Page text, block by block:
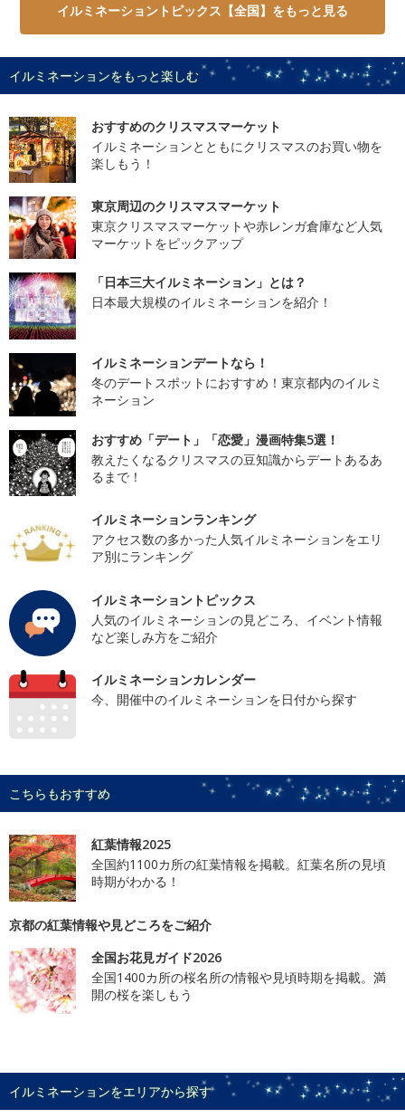
イルミネーショントピックス【全国】をもっと見る
イルミネーションをもっと楽しむ
おすすめのクリスマスマーケット
イルミネーションとともにクリスマスのお買い物を
楽しもう！
東京周辺のクリスマスマーケット
東京クリスマスマーケットや赤レンガ倉庫など人気
マーケットをピックアップ
「日本三大イルミネーション」とは？
日本最大規模のイルミネーションを紹介！
イルミネーションデートなら！
冬のデートスポットにおすすめ！東京都内のイルミ
ネーション
おすすめ「デート」「恋愛」漫画特集5選！
教えたくなるクリスマスの豆知識からデートあるあ
るまで！
イルミネーションランキング
アクセス数の多かった人気イルミネーションをエリ
ア別にランキング
イルミネーショントピックス
人気のイルミネーションの見どころ、イベント情報
など楽しみ方をご紹介
イルミネーションカレンダー
今、開催中のイルミネーションを日付から探す
こちらもおすすめ
紅葉情報2025
全国約1100カ所の紅葉情報を掲載。紅葉名所の見頃
時期がわかる！
京都の紅葉情報や見どころをご紹介
全国お花見ガイド2026
全国1400カ所の桜名所の情報や見頃時期を掲載。満
開の桜を楽しもう
イルミネーションをエリアから探す